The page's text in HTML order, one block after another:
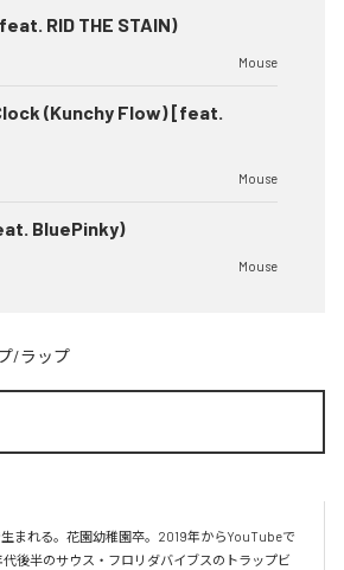
RID THE STAIN)
Mouse
(Kunchy Flow) [feat.
Mouse
BluePinky)
Mouse
/ラップ
まれる。花園幼稚園卒。2019年からYouTubeで
後半のサウス・フロリダバイブスのトラップビ